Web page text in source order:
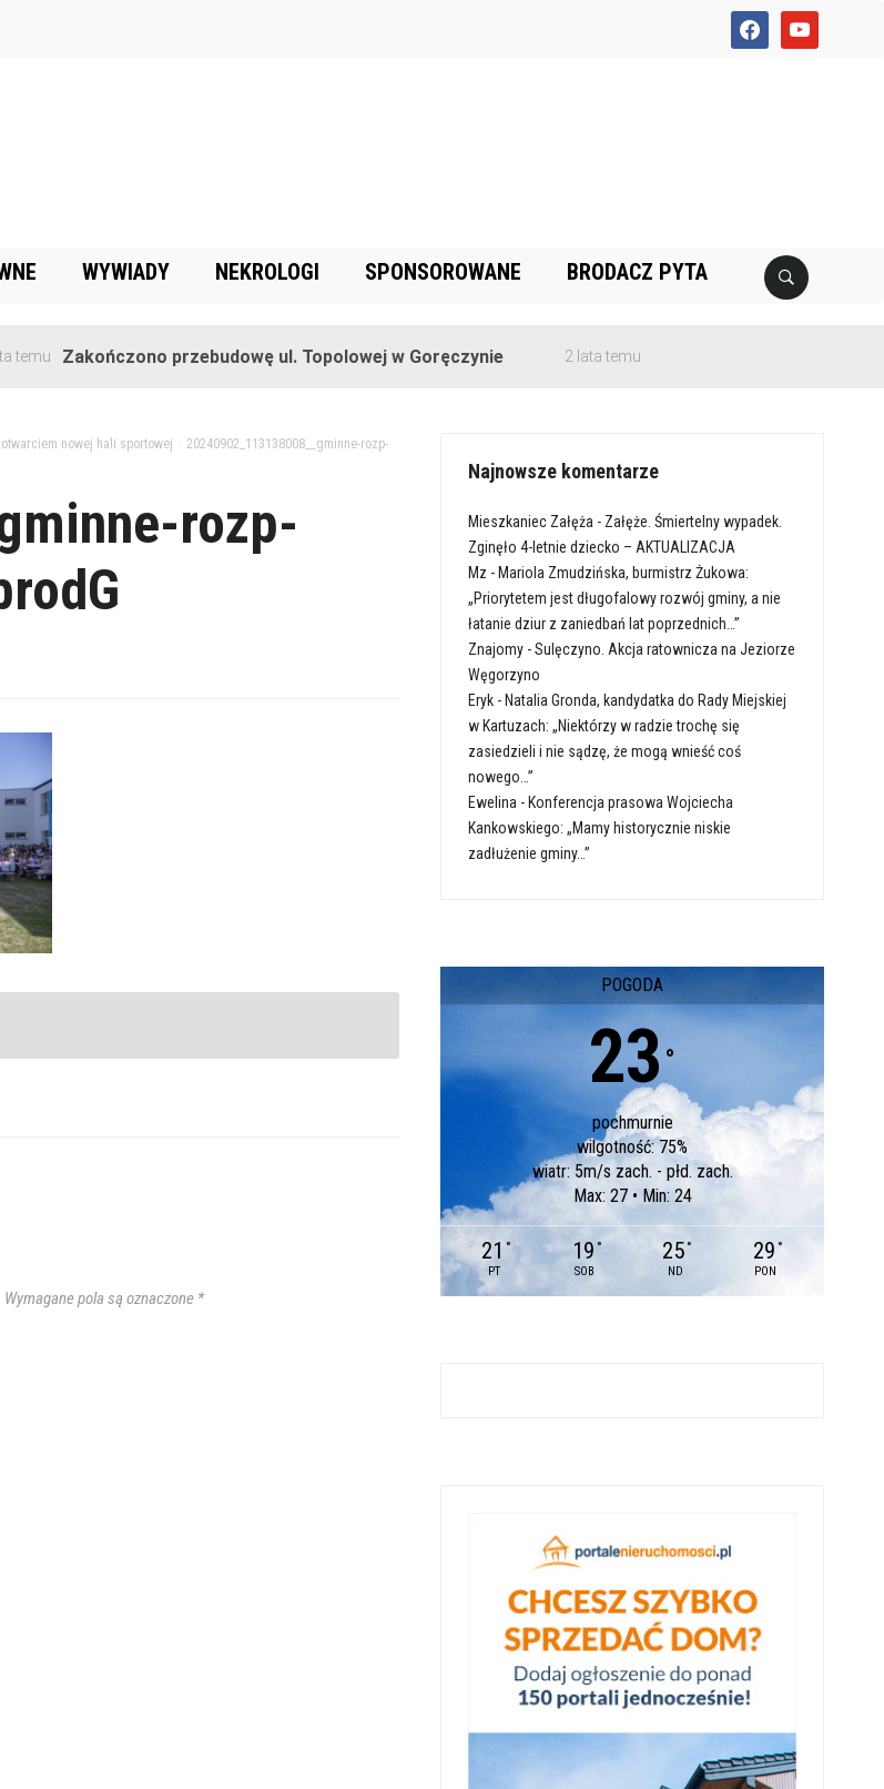
facebookyoutube
WYWIADY NEKROLOGI SPONSOROWANE BRODACZ PYTA
przebudowę ul. Topolowej w Goręczynie 2 lata temu
nowej hali sportowej
20240902_113138008__gminne-rozp-
rozp-
Wymagane pola są oznaczone *
Najnowsze komentarze
Mieszkaniec Załęża - Załęże. Śmiertelny wypadek.
Zginęło 4-letnie dziecko – AKTUALIZACJA
Mz - Mariola Zmudzińska, burmistrz Żukowa:
„Priorytetem jest długofalowy rozwój gminy, a nie
łatanie dziur z zaniedbań lat poprzednich…”
Znajomy -Sulęczyno. Akcja ratownicza na Jeziorze
Węgorzyno
Eryk - Natalia Gronda, kandydatka do Rady Miejskiej
w Kartuzach: „Niektórzy w radzie trochę się
zasiedzieli i nie sądzę, że mogą wnieść coś
nowego…”
Ewelina - Konferencja prasowa Wojciecha
Kankowskiego: „Mamy historycznie niskie
zadłużenie gminy…”
POGODA
23 °
pochmurnie
wilgotność: 75%
wiatr: 5m/s zach. - płd. zach.
Max: 27 • Min: 24
21 °
PT
19 °
SOB
25 °
ND
29 °
PON